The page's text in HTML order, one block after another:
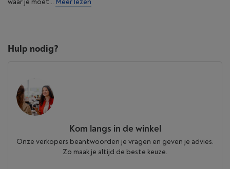
Hulp nodig?
Kom langs in de winkel
Onze verkopers beantwoorden je vragen en geven je advies.
Zo maak je altijd de beste keuze.